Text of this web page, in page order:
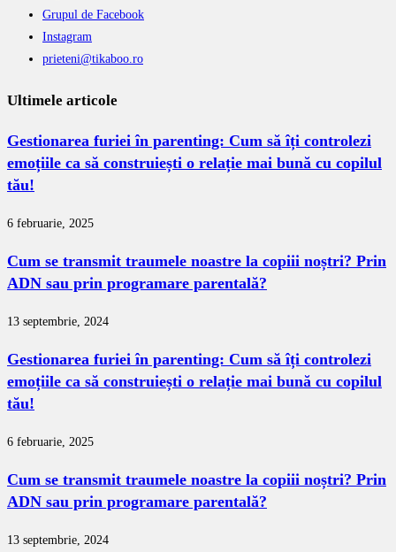
Grupul de Facebook
Instagram
prieteni@tikaboo.ro
Ultimele articole
Gestionarea furiei în parenting: Cum să îți controlezi
emoțiile ca să construiești o relație mai bună cu copilul
tău!
6 februarie, 2025
Cum se transmit traumele noastre la copiii noștri? Prin
ADN sau prin programare parentală?
13 septembrie, 2024
Gestionarea furiei în parenting: Cum să îți controlezi
emoțiile ca să construiești o relație mai bună cu copilul
tău!
6 februarie, 2025
Cum se transmit traumele noastre la copiii noștri? Prin
ADN sau prin programare parentală?
13 septembrie, 2024